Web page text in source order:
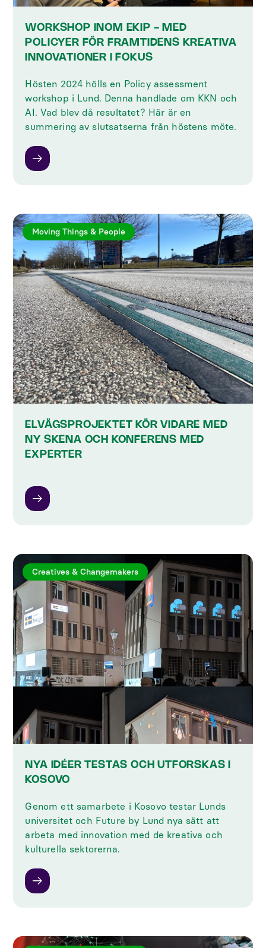
WORKSHOP INOM EKIP - MED
POLICYER FÖR FRAMTIDENS KREATIVA
INNOVATIONER I FOKUS
Hösten 2024 hölls en Policy assessment
workshop i Lund. Denna handlade om KKN och
AI. Vad blev då resultatet? Här är en
summering av slutsatserna från höstens möte.
Moving Things & People
ELVÄGSPROJEKTET KÖR VIDARE MED
NY SKENA OCH KONFERENS MED
EXPERTER
Creatives & Changemakers
NYA IDÉER TESTAS OCH UTFORSKAS I
KOSOVO
Genom ett samarbete i Kosovo testar Lunds
universitet och Future by Lund nya sätt att
arbeta med innovation med de kreativa och
kulturella sektorerna.